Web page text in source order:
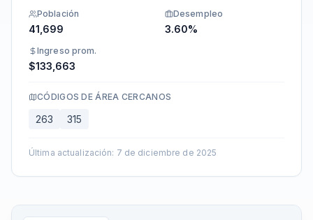
Población
41,699
Desempleo
3.60%
Ingreso prom.
$133,663
CÓDIGOS DE ÁREA CERCANOS
263 315
Última actualización: 7 de diciembre de 2025